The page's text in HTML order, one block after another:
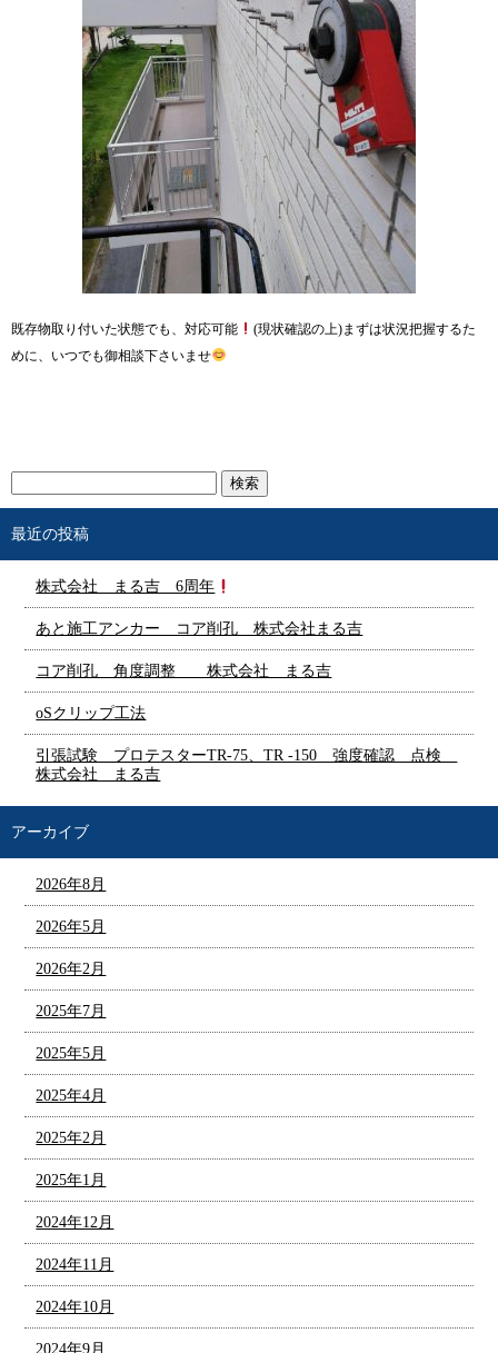
既存物取り付いた状態でも、対応可能
(現状確認の上)まずは状況把握するた
めに、いつでも御相談下さいませ
最近の投稿
株式会社 まる吉 6周年
あと施工アンカー コア削孔 株式会社まる吉
コア削孔 角度調整 株式会社 まる吉
oSクリップ工法
引張試験 プロテスターTR-75、TR -150 強度確認 点検
株式会社 まる吉
アーカイブ
2026年8月
2026年5月
2026年2月
2025年7月
2025年5月
2025年4月
2025年2月
2025年1月
2024年12月
2024年11月
2024年10月
2024年9月